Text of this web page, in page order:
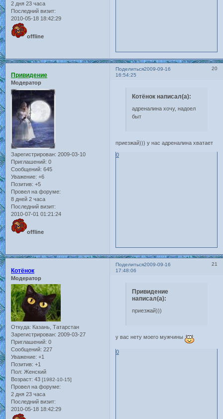
2 дня 23 часа
Последний визит:
2010-05-18 18:42:29
offline
Поделиться 20
2009-09-16
16:54:25
Привидение
Модератор
Зарегистрирован: 2009-03-10
Приглашений: 0
Сообщений: 645
Уважение: +6
Позитив: +5
Провел на форуме:
8 дней 2 часа
Последний визит:
2010-07-01 01:21:24
offline
Котёнок написал(а):
адреналина хочу, надоел
быт
приезжай))) у нас адреналина хватает
0
Поделиться 21
2009-09-16
17:48:06
Котёнок
Модератор
Откуда: Казань, Татарстан
Зарегистрирован: 2009-03-27
Приглашений: 0
Сообщений: 227
Уважение: +1
Позитив: +1
Пол: Женский
Возраст: 43 [1982-10-15]
Провел на форуме:
2 дня 23 часа
Последний визит:
2010-05-18 18:42:29
Привидение
написал(а):
приезжай)))
у вас нету моего мужчины
0